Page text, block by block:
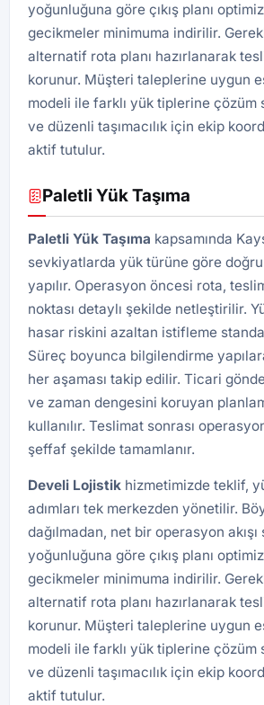
yoğunluğuna göre çıkış planı
gecikmeler minimuma indirilir.
alternatif rota planı hazırlanarak
korunur. Müşteri taleplerine uygun
modeli ile farklı yük tiplerine çözüm
ve düzenli taşımacılık için ekip
aktif tutulur.
Paletli Yük Taşıma
Paletli Yük Taşıma kapsamında
sevkiyatlarda yük türüne göre
yapılır. Operasyon öncesi rota,
noktası detaylı şekilde netleştirilir.
hasar riskini azaltan istifleme
Süreç boyunca bilgilendirme
her aşaması takip edilir. Ticari
ve zaman dengesini koruyan
kullanılır. Teslimat sonrası
şeffaf şekilde tamamlanır.
Develi Lojistik hizmetimizde teklif,
adımları tek merkezden yönetilir.
dağılmadan, net bir operasyon akışı
yoğunluğuna göre çıkış planı
gecikmeler minimuma indirilir.
alternatif rota planı hazırlanarak
korunur. Müşteri taleplerine uygun
modeli ile farklı yük tiplerine çözüm
ve düzenli taşımacılık için ekip
aktif tutulur.